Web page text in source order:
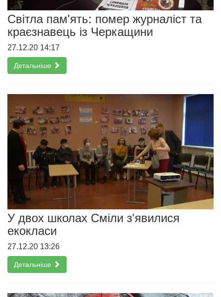
Світла пам'ять: помер журналіст та
краєзнавець із Черкащини
27.12.20 14:17
Детальніше
У двох школах Сміли з'явилися
екокласи
27.12.20 13:26
Детальніше